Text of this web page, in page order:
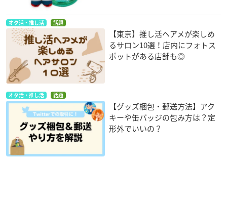
オタ活・推し活 話題
【東京】推し活ヘアメが楽しめ
るサロン10選！店内にフォトス
ポットがある店舗も◎
オタ活・推し活 話題
【グッズ梱包・郵送方法】アク
キーや缶バッジの包み方は？定
形外でいいの？